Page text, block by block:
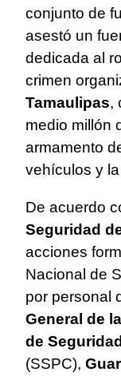
conjunto de
asestó un
dedicada al
crimen
Tamaulipas,
medio millón
armamento
vehículos y
De acuerdo
Seguridad
acciones
Nacional de
por personal
General de
de
(SSPC),